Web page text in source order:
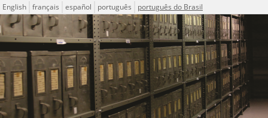
Idioma
English français español português português do Brasil
Descrições arquivísticas do acervo do Arquivo Público do
Projeto ICA-AtoM